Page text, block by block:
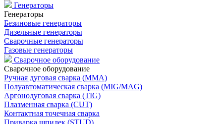
Генераторы
Генераторы
Безиновые генераторы
Дизельные генераторы
Сварочные генераторы
Газовые генераторы
Сварочное оборудование
Сварочное оборудование
Ручная дуговая сварка (MMA)
Полуавтоматическая сварка (MIG/MAG)
Аргонодуговая сварка (TIG)
Плазменная сварка (CUT)
Контактная точечная сварка
Приварка шпилек (STUD)